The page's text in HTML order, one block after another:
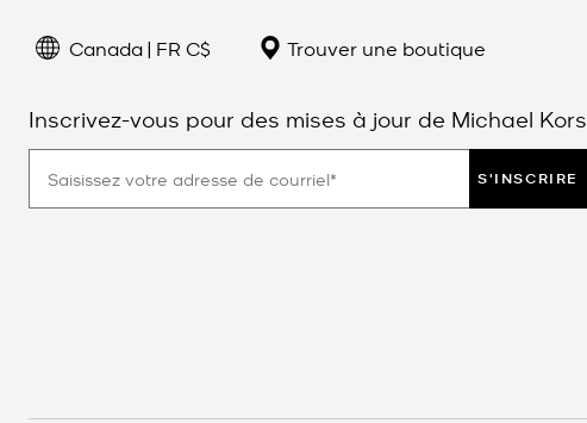
Canada | FR C$ Trouver une boutique
Inscrivez-vous pour des mises à jour de Michael Kors
S'INSCRIRE